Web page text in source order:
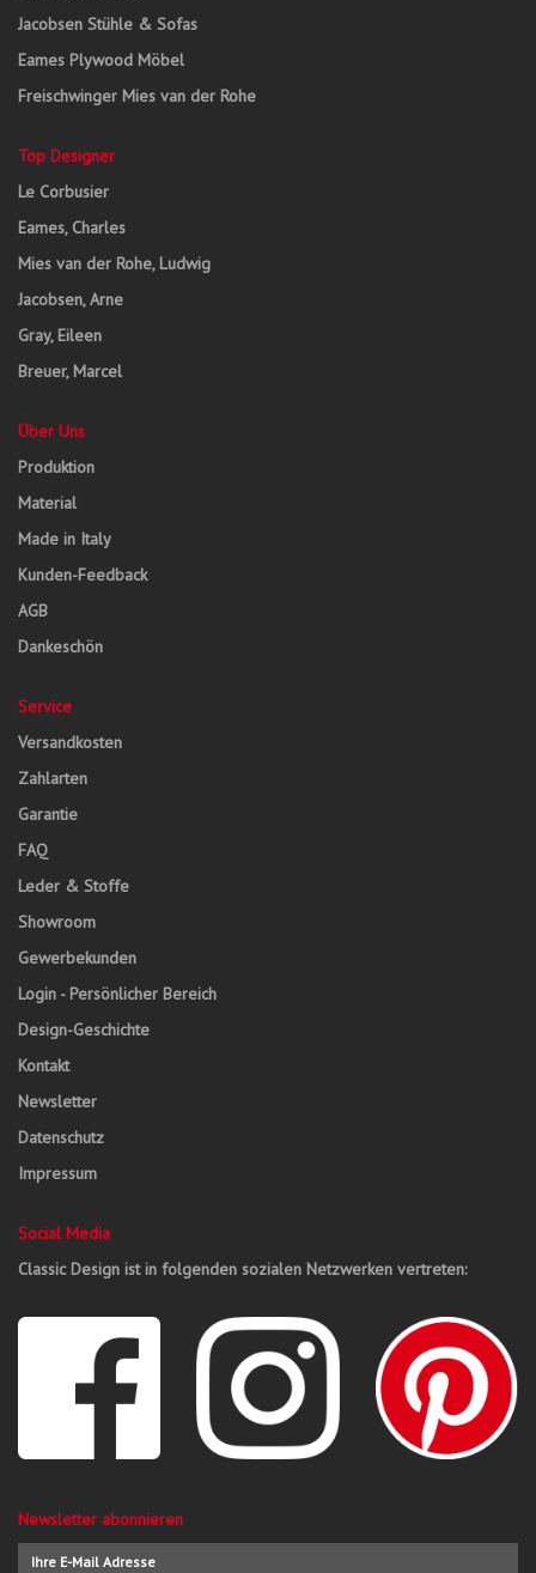
Jacobsen Stühle & Sofas
Eames Plywood Möbel
Freischwinger Mies van der Rohe
Top Designer
Le Corbusier
Eames, Charles
Mies van der Rohe, Ludwig
Jacobsen, Arne
Gray, Eileen
Breuer, Marcel
Über Uns
Produktion
Material
Made in Italy
Kunden-Feedback
AGB
Dankeschön
Service
Versandkosten
Zahlarten
Garantie
FAQ
Leder & Stoffe
Showroom
Gewerbekunden
Login - Persönlicher Bereich
Design-Geschichte
Kontakt
Newsletter
Datenschutz
Impressum
Social Media
Classic Design ist in folgenden sozialen Netzwerken vertreten:
Newsletter abonnieren